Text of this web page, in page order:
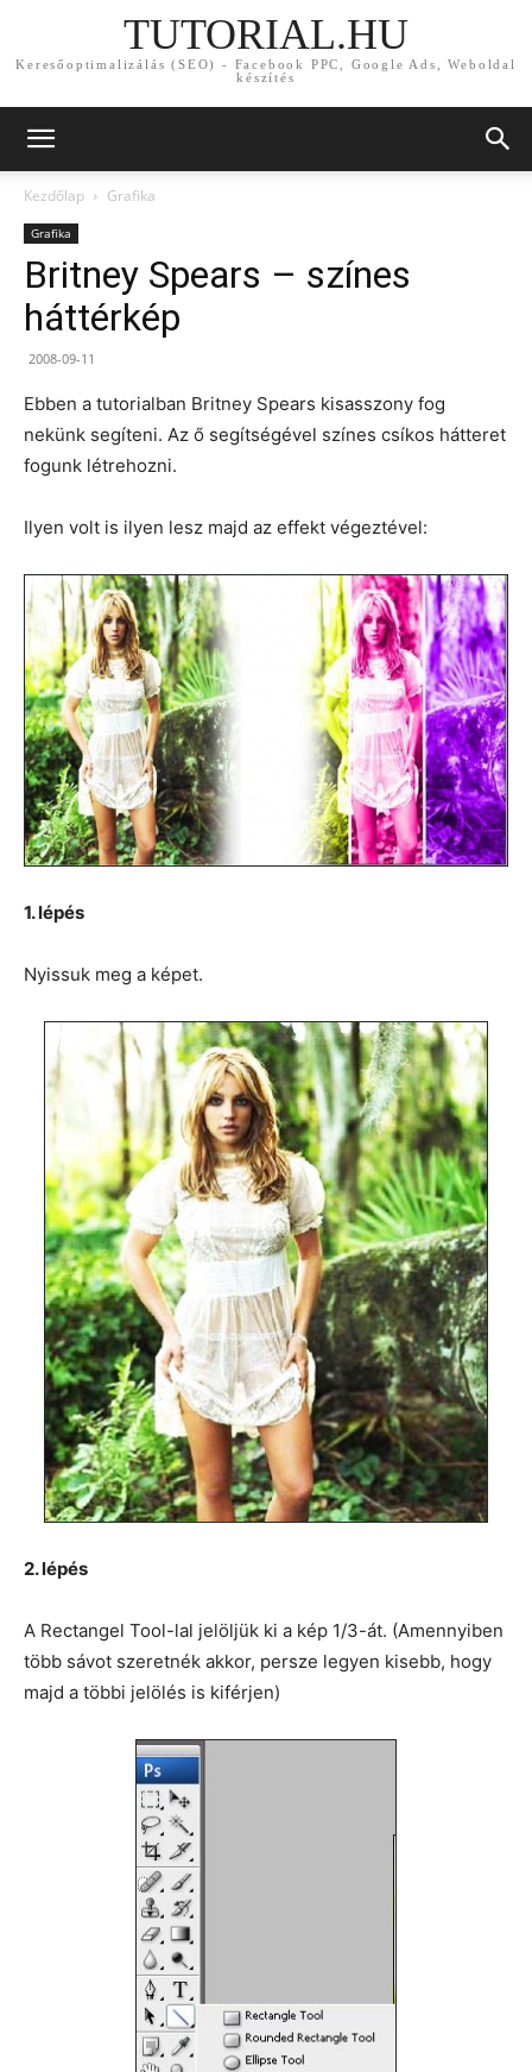
TUTORIAL.HU
Keresőoptimalizálás (SEO) - Facebook PPC, Google Ads, Weboldal
készítés
Kezdőlap Grafika
Grafika
Britney Spears – színes
háttérkép
2008-09-11
Ebben a tutorialban Britney Spears kisasszony fog
nekünk segíteni. Az ő segítségével színes csíkos hátteret
fogunk létrehozni.
Ilyen volt is ilyen lesz majd az effekt végeztével:
1. lépés
Nyissuk meg a képet.
2. lépés
A Rectangel Tool-lal jelöljük ki a kép 1/3-át. (Amennyiben
több sávot szeretnék akkor, persze legyen kisebb, hogy
majd a többi jelölés is kiférjen)